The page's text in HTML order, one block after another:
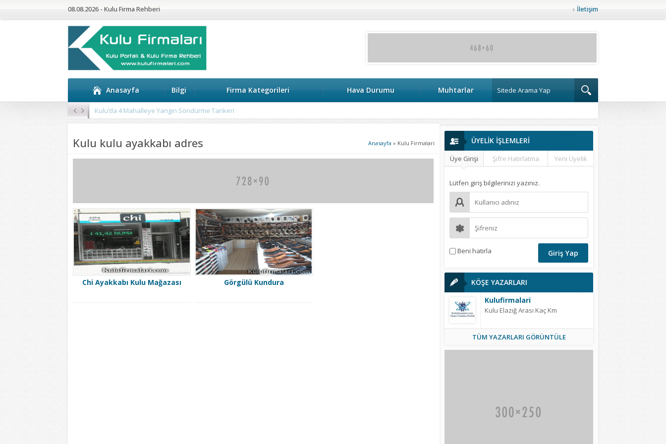
08.08.2026 - Kulu Firma Rehberi İletişim
Anasayfa Bilgi Firma Kategorileri Hava Durumu Muhtarlar
Kulu’da 4 Mahalleye Yangın Söndürme Tankeri
Anasayfa » Kulu Firmalari
Kulu kulu ayakkabı adres
Chi Ayakkabı Kulu Mağazası Görgülü Kundura
ÜYELİK İŞLEMLERİ
Üye Girişi Şifre Hatırlatma Yeni Üyelik
Lütfen giriş bilgilerinizi yazınız.
Beni hatırla
KÖŞE YAZARLARI
Kulufirmalari
Kulu Elazığ Arası Kaç Km
TÜM YAZARLARI GÖRÜNTÜLE